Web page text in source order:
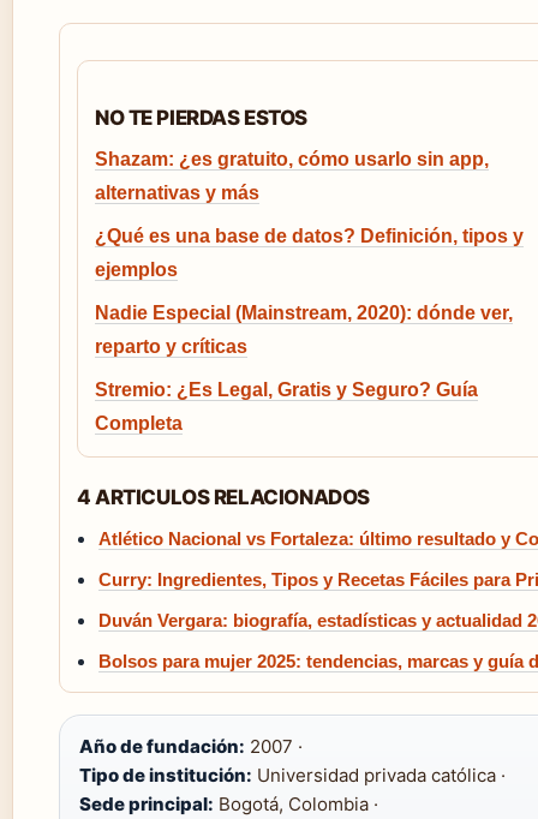
NO TE PIERDAS ESTOS
Shazam: ¿es gratuito, cómo usarlo sin app,
alternativas y más
¿Qué es una base de datos? Definición, tipos y
ejemplos
Nadie Especial (Mainstream, 2020): dónde ver,
reparto y críticas
Stremio: ¿Es Legal, Gratis y Seguro? Guía
Completa
4 ARTICULOS RELACIONADOS
Atlético Nacional vs Fortaleza: último resultado y
Curry: Ingredientes, Tipos y Recetas Fáciles para
Duván Vergara: biografía, estadísticas y actualidad
Bolsos para mujer 2025: tendencias, marcas y guía
Año de fundación: 2007 ·
Tipo de institución: Universidad privada católica ·
Sede principal: Bogotá, Colombia ·